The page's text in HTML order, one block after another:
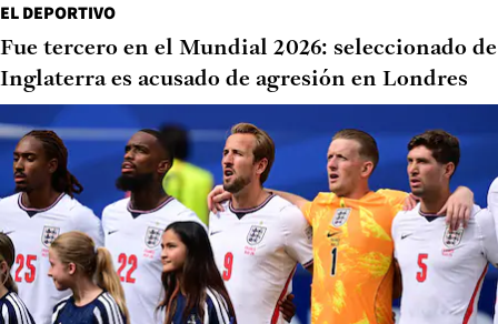
EL DEPORTIVO
Fue tercero en el Mundial 2026: seleccionado de
Inglaterra es acusado de agresión en Londres